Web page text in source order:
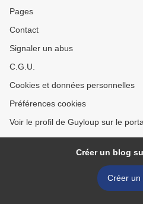
Pages
Contact
Signaler un abus
C.G.U.
Cookies et données personnelles
Préférences cookies
Voir le profil de Guyloup sur le
Créer un blog
Créer un